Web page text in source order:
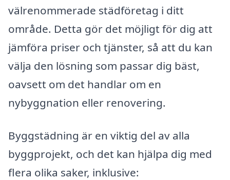
välrenommerade städföretag i ditt
område. Detta gör det möjligt för dig att
jämföra priser och tjänster, så att du kan
välja den lösning som passar dig bäst,
oavsett om det handlar om en
nybyggnation eller renovering.
Byggstädning är en viktig del av alla
byggprojekt, och det kan hjälpa dig med
flera olika saker, inklusive: